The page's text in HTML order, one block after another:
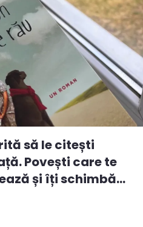
să le citești
Povești care te
și îți schimbă...